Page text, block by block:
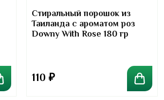
Стиральный порошок из
Таиланда с ароматом роз
Downy With Rose 180 гр
110 ₽